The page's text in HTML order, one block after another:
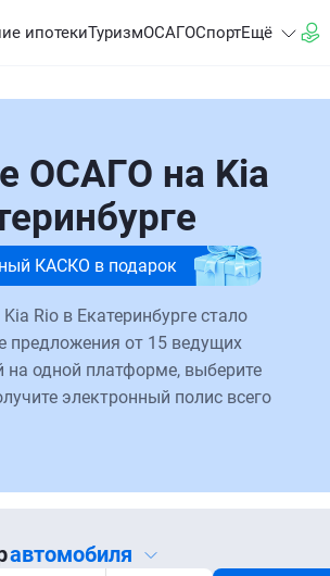
ипотекиТуризмОСАГОСпортЕщё
ОСАГО на Kia
КАСКО в подарок
Rio в Екатеринбурге стало
предложения от 15 ведущих
на одной платформе, выберите
электронный полис всего
автомобиля